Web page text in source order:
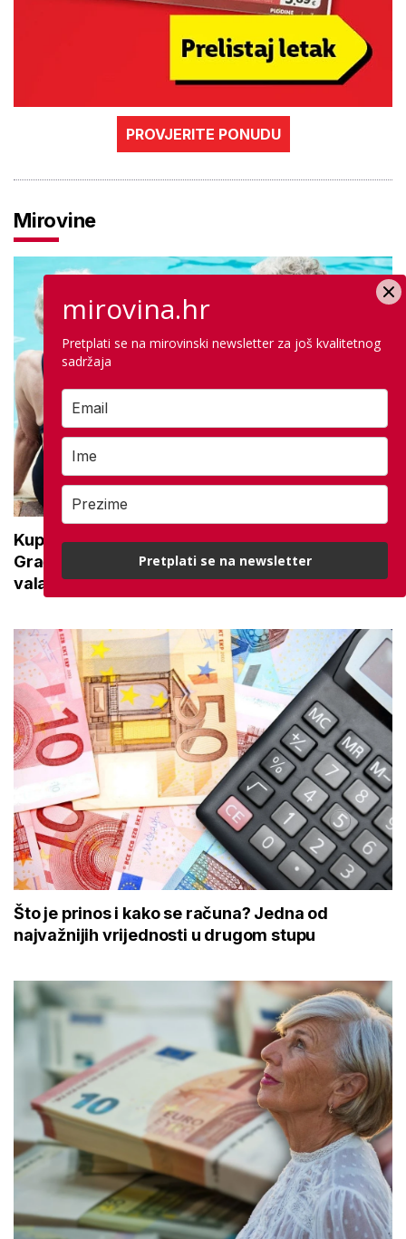
PROVJERITE PONUDU
Mirovine
Kupanje u ovom gradu i sutra besplatno:
Građani se mogu ohladiti tijekom toplinskog
vala
Što je prinos i kako se računa? Jedna od
najvažnijih vrijednosti u drugom stupu
mirovina.hr
Pretplati se na mirovinski newsletter za još kvalitetnog
sadržaja
Pretplati se na newsletter